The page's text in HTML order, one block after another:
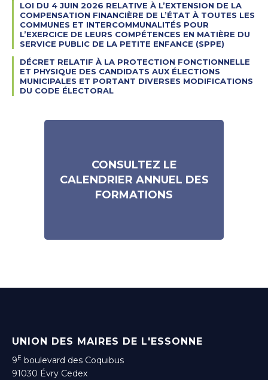
LOI DU 4 JUIN 2026 RELATIVE À L’EXTENSION DE LA
COMPENSATION FINANCIÈRE DE L’ÉTAT À TOUTES LES
COMMUNES ET INTERCOMMUNALITÉS POUR
L’EXERCICE DE LEURS COMPÉTENCES EN MATIÈRE DU
SERVICE PUBLIC DE LA PETITE ENFANCE (SPPE)
DÉCRET RELATIF À LA PROTECTION FONCTIONNELLE
ET PHYSIQUE DES CANDIDATS AUX ÉLECTIONS
MUNICIPALES ET PORTANT DIVERSES MODIFICATIONS
DU CODE ÉLECTORAL
CONSULTEZ LE
CALENDRIER ANNUEL DES
FORMATIONS
UNION DES MAIRES DE L'ESSONNE
9E boulevard des Coquibus
91030 Évry Cedex